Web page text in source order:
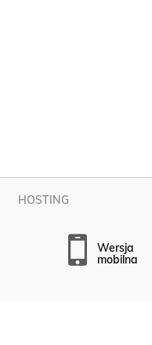
HOSTING
wersja
mobilna